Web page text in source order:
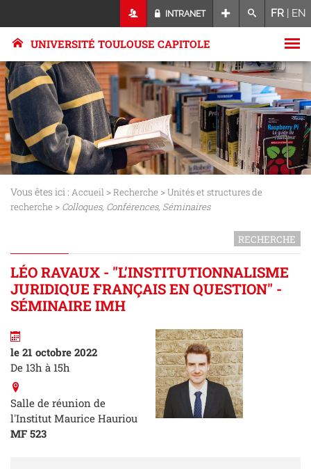
INTRANET FR | EN
UNIVERSITÉ TOULOUSE CAPITOLE
Vous êtes ici : Accueil >Recherche >Unités et structures de
recherche > Colloques, Conférences, Séminaires
RECHERCHE
LÉO RAVAUX - "L’INSTITUTIONNALISME
JURIDIQUE FRANÇAIS EN QUESTION" -
SÉMINAIRE IMH
le 21 octobre 2022
De 13h à 15h
Salle de réunion de
l'Institut Maurice Hauriou
MF 523